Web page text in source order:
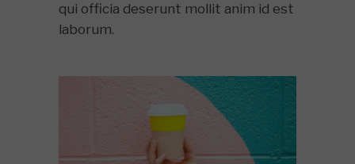
qui officia deserunt mollit anim id est
laborum.